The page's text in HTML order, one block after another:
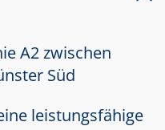
A2 zwischen
Süd
leistungsfähige